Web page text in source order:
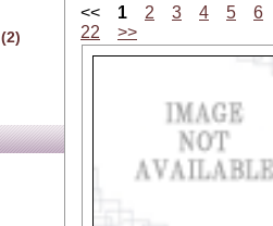
(2)
<< 1 2 3 4 5
6
22
>>